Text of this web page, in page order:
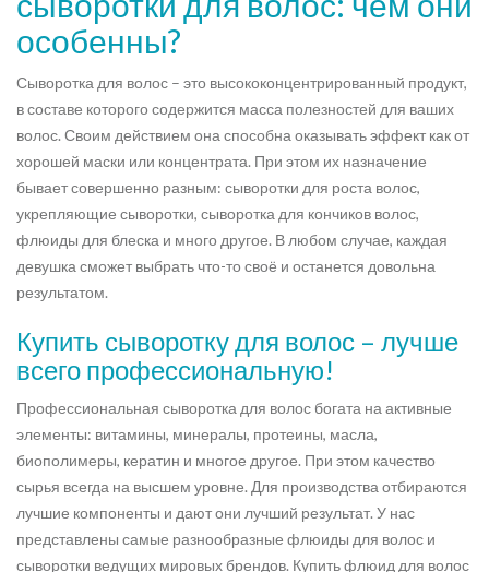
особенны?
Сыворотка для волос – это высококонцентрированный продукт,
в составе которого содержится масса полезностей для ваших
волос. Своим действием она способна оказывать эффект как от
хорошей маски или концентрата. При этом их назначение
бывает совершенно разным: сыворотки для роста волос,
укрепляющие сыворотки, сыворотка для кончиков волос,
флюиды для блеска и много другое. В любом случае, каждая
девушка сможет выбрать что-то своё и останется довольна
результатом.
Купить сыворотку для волос – лучше
всего профессиональную!
Профессиональная сыворотка для волос богата на активные
элементы: витамины, минералы, протеины, масла,
биополимеры, кератин и многое другое. При этом качество
сырья всегда на высшем уровне. Для производства отбираются
лучшие компоненты и дают они лучший результат. У нас
представлены самые разнообразные флюиды для волос и
сыворотки ведущих мировых брендов. Купить флюид для волос